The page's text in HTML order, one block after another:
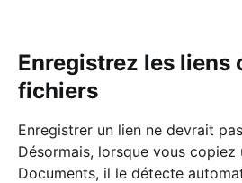
Enregistrez les liens
fichiers
Enregistrer un lien ne devrait
Désormais, lorsque vous copiez
Documents, il le détecte